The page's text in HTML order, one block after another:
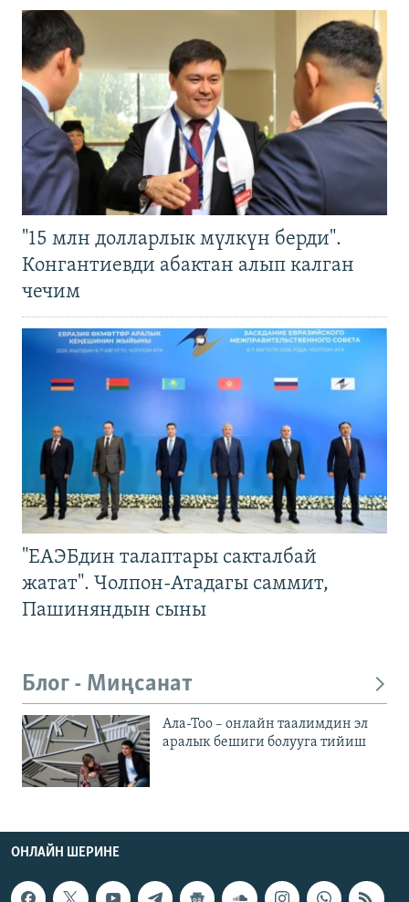
"15 млн долларлык мүлкүн берди".
Конгантиевди абактан алып калган
чечим
"ЕАЭБдин талаптары сакталбай
жатат". Чолпон-Атадагы саммит,
Пашиняндын сыны
Блог - Миңсанат
Ала-Тоо – онлайн таалимдин эл
аралык бешиги болууга тийиш
ОНЛАЙН ШЕРИНЕ